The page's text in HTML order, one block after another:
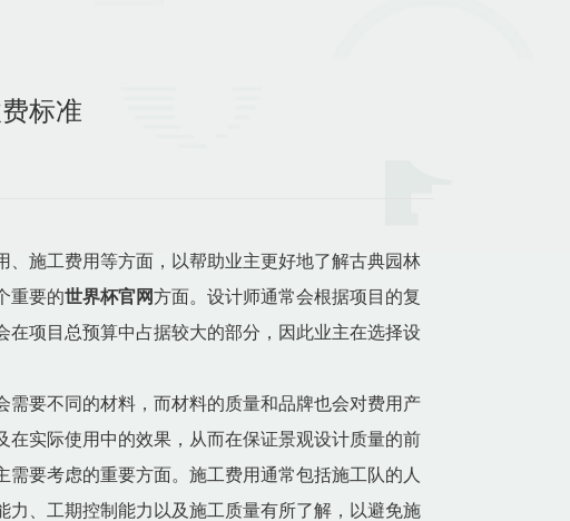
标准
施工费用等方面，以帮助业主更好地了解古典园林
重要的世界杯官网方面。设计师通常会根据项目的复
项目总预算中占据较大的部分，因此业主在选择设
要不同的材料，而材料的质量和品牌也会对费用产
实际使用中的效果，从而在保证景观设计质量的前
要考虑的重要方面。施工费用通常包括施工队的人
、工期控制能力以及施工质量有所了解，以避免施